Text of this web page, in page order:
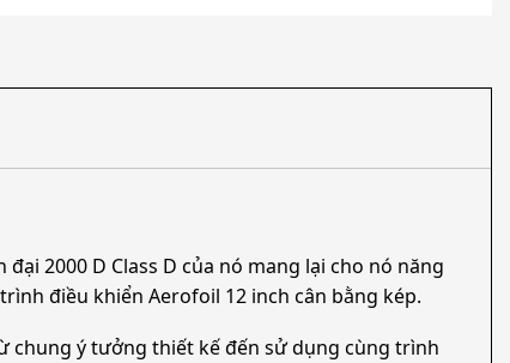
2000 D Class D của nó mang lại cho nó năng
điều khiển Aerofoil 12 inch cân bằng kép.
chung ý tưởng thiết kế đến sử dụng cùng trình